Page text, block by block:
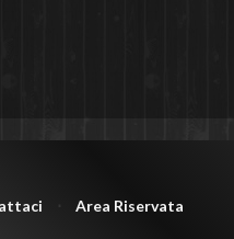
Area Riservata